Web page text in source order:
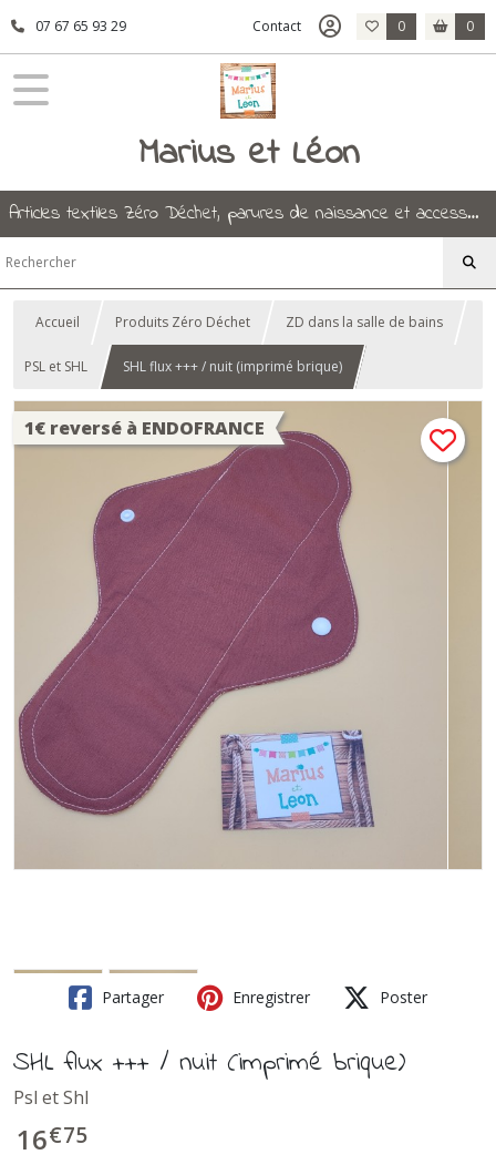
07 67 65 93 29 Contact 0 0
Marius et Léon
Articles textiles Zéro Déchet, parures de naissance et accessoires.
Accueil Produits Zéro Déchet ZD dans la salle de bains
PSL et SHL SHL flux +++ / nuit (imprimé brique)
1€ reversé à ENDOFRANCE
Partager Enregistrer Poster
SHL flux +++ / nuit (imprimé brique)
Psl et Shl
16€75